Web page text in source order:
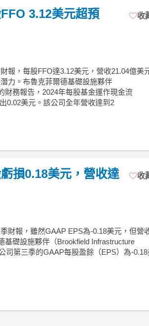
3.12美元超預
收
報，每股FFO達3.12美元，營收21.04億美
力。布魯克菲爾德基礎設施夥伴
財務報告，2024年每股基金運作現金流
0.02美元。該公司全年營收達到2
損0.18美元，營收達
收
財報，雖然GAAP EPS為-0.18美元，但營
基礎設施夥伴（Brookfield Infrastructure
司第三季的GAAP每股盈餘（EPS）為-0.18